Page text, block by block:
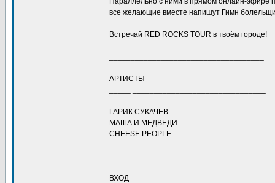
все желающие вместе напишут Гимн
Встречай RED ROCKS TOUR в твоём городе!
АРТИСТЫ
ГАРИК СУКАЧЕВ
МАША И МЕДВЕДИ
CHEESE PEOPLE
ВХОД